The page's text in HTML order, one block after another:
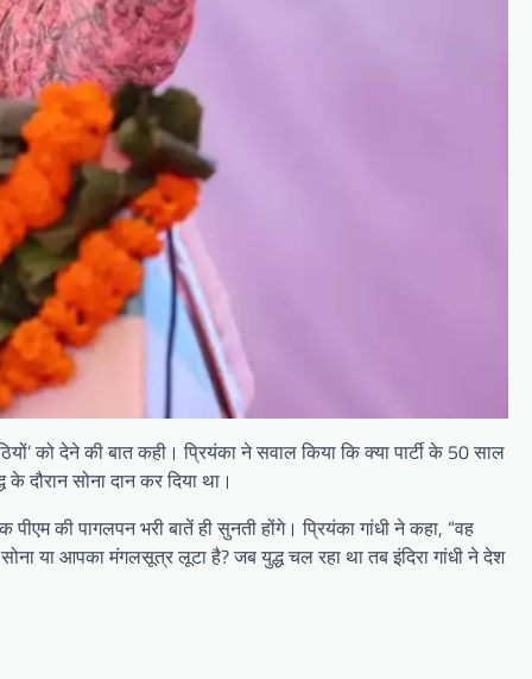
को देने की बात कही। प्रियंका ने सवाल किया कि क्या पार्टी के 50 साल
दौरान सोना दान कर दिया था।
की पागलपन भरी बातें ही सुनती होंगे। प्रियंका गांधी ने कहा, “वह
आपका मंगलसूत्र लूटा है? जब युद्ध चल रहा था तब इंदिरा गांधी ने देश